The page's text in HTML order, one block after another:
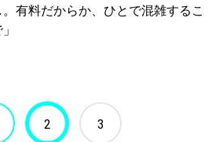
有料だからか、ひとで混雑するこ
2 3